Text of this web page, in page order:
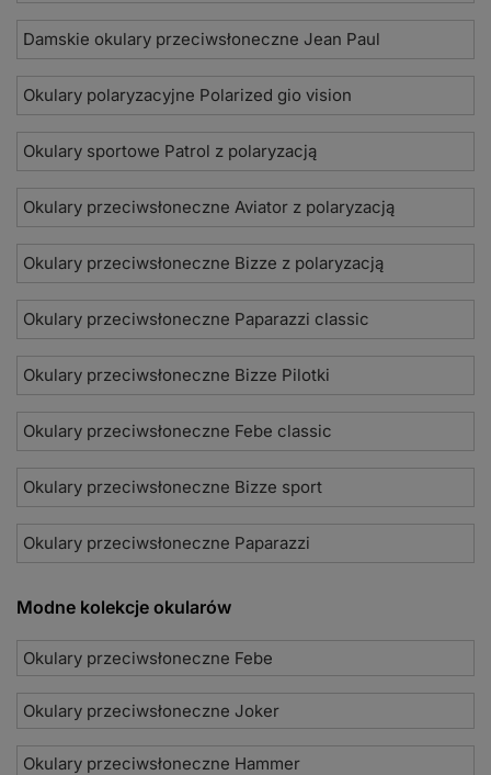
Damskie okulary przeciwsłoneczne Jean Paul
Okulary polaryzacyjne Polarized gio vision
Okulary sportowe Patrol z polaryzacją
Okulary przeciwsłoneczne Aviator z polaryzacją
Okulary przeciwsłoneczne Bizze z polaryzacją
Okulary przeciwsłoneczne Paparazzi classic
Okulary przeciwsłoneczne Bizze Pilotki
Okulary przeciwsłoneczne Febe classic
Okulary przeciwsłoneczne Bizze sport
Okulary przeciwsłoneczne Paparazzi
Modne kolekcje okularów
Okulary przeciwsłoneczne Febe
Okulary przeciwsłoneczne Joker
Okulary przeciwsłoneczne Hammer